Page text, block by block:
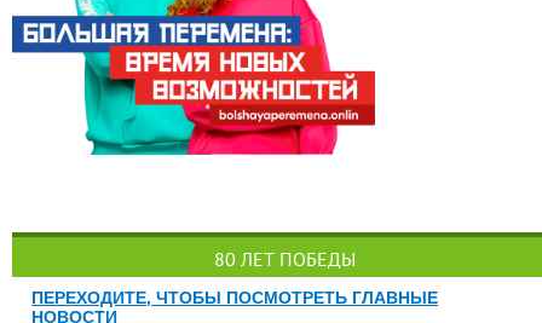
80 ЛЕТ ПОБЕДЫ
ПЕРЕХОДИТЕ, ЧТОБЫ ПОСМОТРЕТЬ ГЛАВНЫЕ
НОВОСТИ